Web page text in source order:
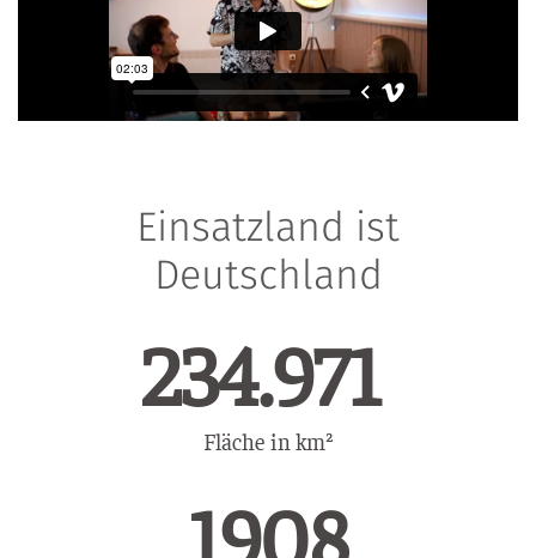
Einsatzland ist
Deutschland
Fläche in km²
314.708
1913